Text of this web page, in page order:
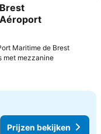
aan favorieten
Maritime de Brest
met mezzaninePrijzen
Prijzen bekijken